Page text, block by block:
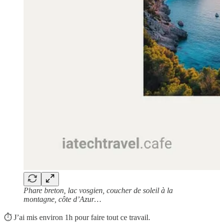
Phare breton, lac vosgien, coucher de soleil à la
montagne, côte d’Azur…
⏱️ J’ai mis environ 1h pour faire tout ce travail.